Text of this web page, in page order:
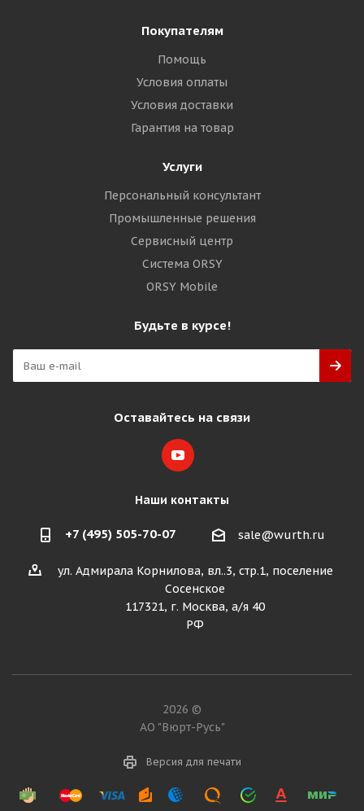
Покупателям
Помощь
Условия оплаты
Условия доставки
Гарантия на товар
Услуги
Персональный консультант
Промышленные решения
Сервисный центр
Система ORSY
ORSY Mobile
Будьте в курсе!
Оставайтесь на связи
Наши контакты
+7 (495) 505-70-07 sale@wurth.ru
ул. Адмирала Корнилова, вл..3, стр.1, поселение
Сосенское
117321, г. Москва, а/я 40
РФ
2026 ©
АО "Вюрт-Русь"
Версия для печати